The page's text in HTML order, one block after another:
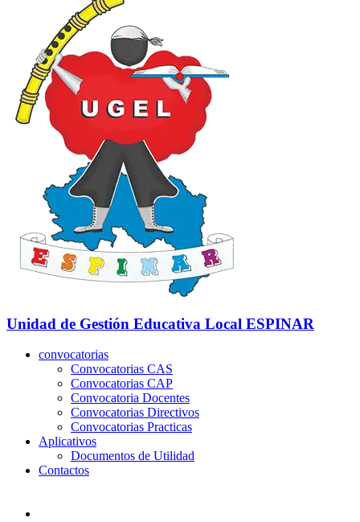
Unidad de Gestión Educativa Local ESPINAR
convocatorias
Convocatorias CAS
Convocatorias CAP
Convocatoria Docentes
Convocatorias Directivos
Convocatorias Practicas
Aplicativos
Documentos de Utilidad
Contactos